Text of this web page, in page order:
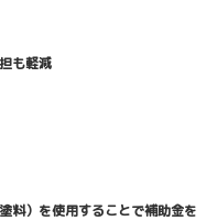
も軽減
料）を使用することで補助金を